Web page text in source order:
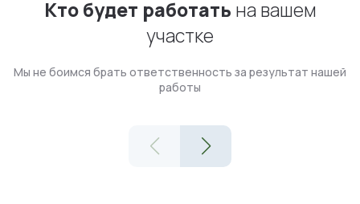
Кто будет работать на вашем
участке
Мы не боимся брать ответственность за результат нашей
работы